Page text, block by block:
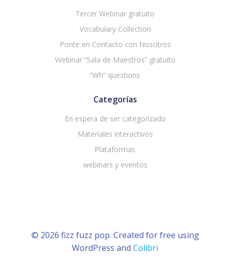
Tercer Webinar gratuito
Vocabulary Collection
Ponte en Contacto con Nosotros
Webinar “Sala de Maestros” gratuito
“Wh” questions
Categorías
En espera de ser categorizado
Materiales interactivos
Plataformas
webinars y eventos
© 2026 fizz fuzz pop. Created for free using
WordPress and Colibri